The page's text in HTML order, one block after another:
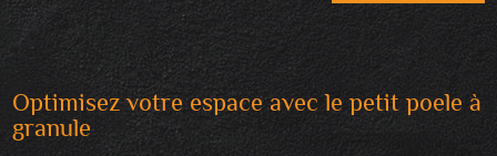
Optimisez votre espace avec le petit poele à
granule